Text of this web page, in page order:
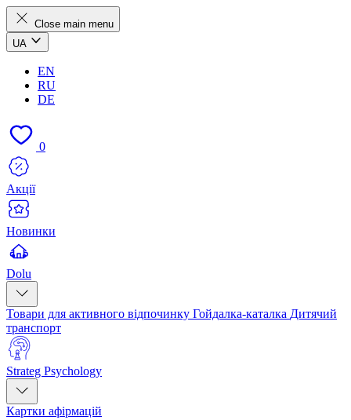
Close main menu
UA
EN
RU
DE
0
Акції
Новинки
Dolu
Товари для активного відпочинку Гойдалка-каталка Дитячий
транспорт
Strateg Psychology
Картки афірмацій